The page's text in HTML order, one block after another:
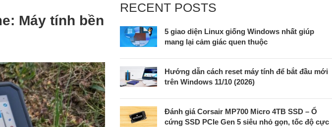
Máy tính bền
RECENT POSTS
5 giao diện Linux giống Windows nhất giúp
mang lại cảm giác quen thuộc
Hướng dẫn cách reset máy tính để bắt đầu mới
trên Windows 11/10 (2026)
Đánh giá Corsair MP700 Micro 4TB SSD – Ổ
cứng SSD PCIe Gen 5 siêu nhỏ gọn, tốc độ cực